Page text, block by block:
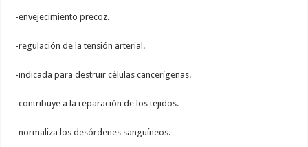
-envejecimiento precoz.
-regulación de la tensión arterial.
-indicada para destruir células cancerígenas.
-contribuye a la reparación de los tejidos.
-normaliza los desórdenes sanguíneos.